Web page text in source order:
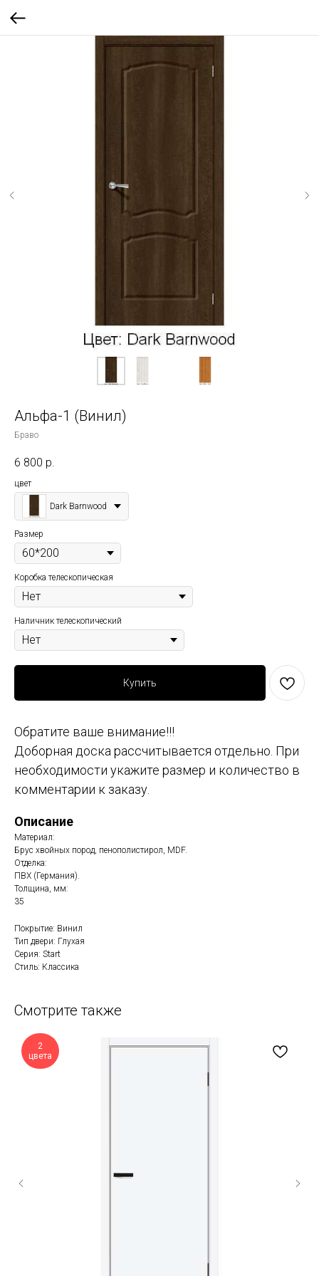
Альфа-1 (Винил)
Браво
6 800 р.
цвет
Dark Barnwood
Размер
Коробка телескопическая
Наличник телескопический
Купить
Обратите ваше внимание!!!
Доборная доска рассчитывается отдельно. При
необходимости укажите размер и количество в
комментарии к заказу.
Описание
Материал:
Брус хвойных пород, пенополистирол, MDF.
Отделка:
ПВХ (Германия).
Толщина, мм:
35
Покрытие: Винил
Тип двери: Глухая
Серия: Start
Стиль: Классика
Смотрите также
2
цвета